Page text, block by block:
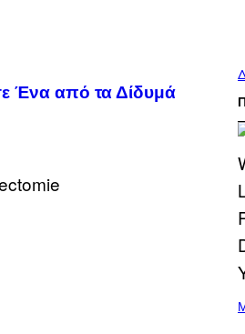
Ένα από τα Δίδυμά
P